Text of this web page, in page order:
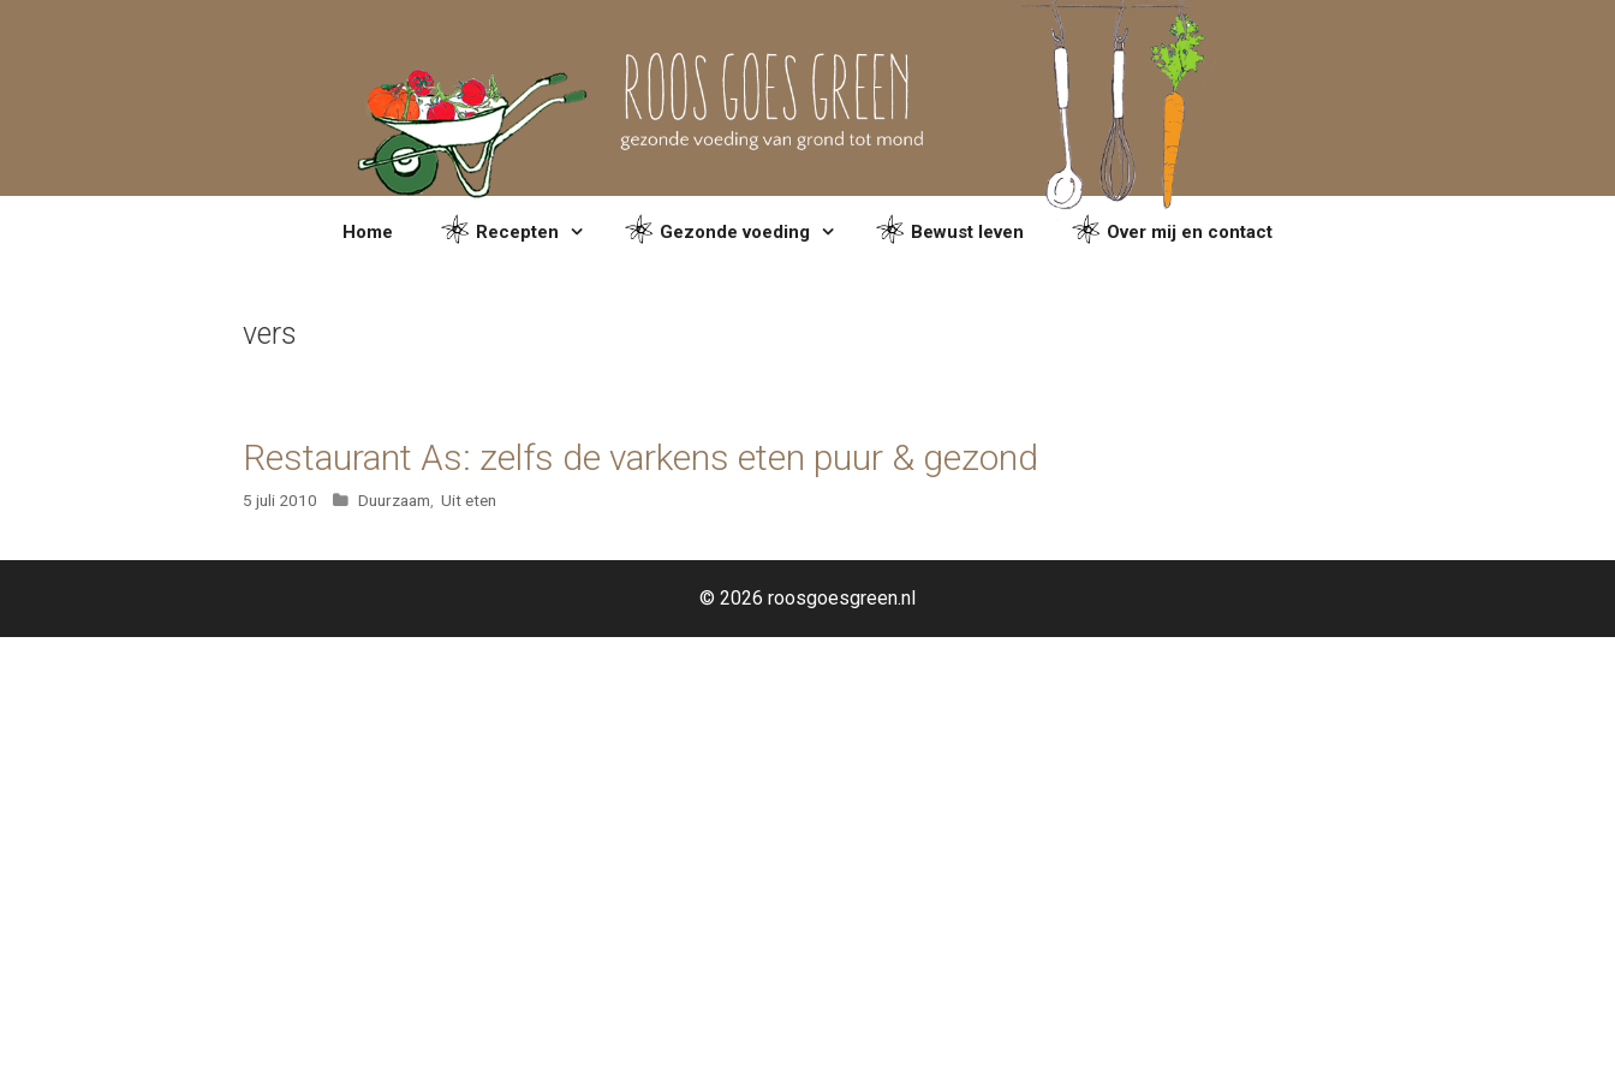
Home Recepten Gezonde voeding Bewust leven Over mij en contact
vers
Restaurant As: zelfs de varkens eten puur & gezond
5 juli 2010 Categorieën
Duurzaam, Uit eten
© 2026 roosgoesgreen.nl